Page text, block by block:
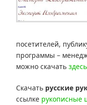
посетителей,
программы –
можно скачать здесь
Скачать русские
ссылке рукописные